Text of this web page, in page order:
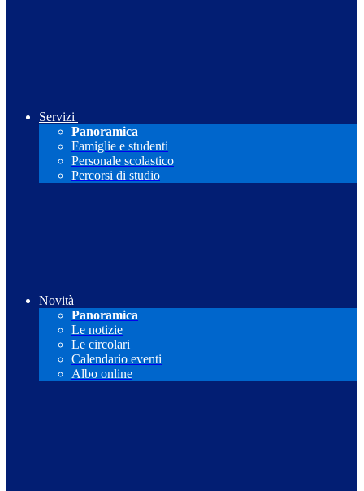
Servizi
Panoramica
Famiglie e studenti
Personale scolastico
Percorsi di studio
Novità
Panoramica
Le notizie
Le circolari
Calendario eventi
Albo online